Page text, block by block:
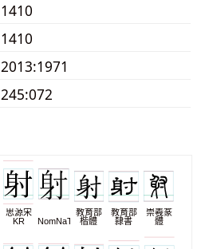
1410
1410
2013:1971
245:072
思源宋
KR
NomNaTong
教育部
楷體
教育部
隸書
崇羲篆
體